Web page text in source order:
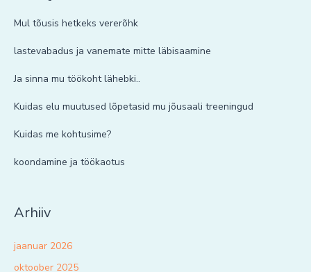
Mul tõusis hetkeks vererõhk
lastevabadus ja vanemate mitte läbisaamine
Ja sinna mu töökoht lähebki..
Kuidas elu muutused lõpetasid mu jõusaali treeningud
Kuidas me kohtusime?
koondamine ja töökaotus
Arhiiv
jaanuar 2026
oktoober 2025